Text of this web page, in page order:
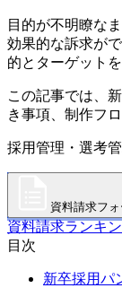
目的が不明瞭な
効果的な訴求が
的とターゲット
この記事では、
き事項、制作フ
採用管理・選考
資料請求フ
資料請求ランキ
目次
新卒採用パ